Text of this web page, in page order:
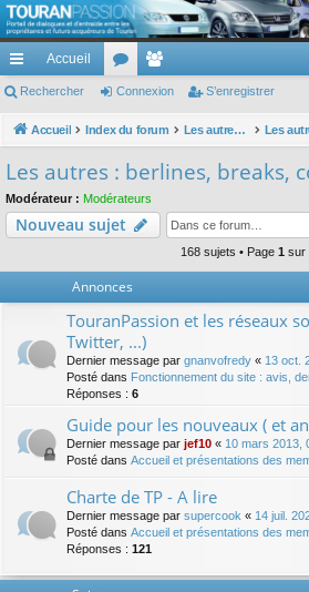
TouranPassion
Le forum des propriétaires ou futurs acquéreurs du
cc
ès
pi
de
Accueil
or
u
e
m
Rechercher Connexion S’enregistrer
Accueil Index du forum Les autres voitures et ce qui touche à la voiture
Les autres : berlines, breaks,
Modérateur : Modérateurs
Nouveau sujet
168 sujets • Page 1 sur
Annonces
TouranPassion et les réseaux
Twitter, ...)
Dernier message par gnanvofredy « 13 oct.
Posté dans Fonctionnement du site : avis,
Réponses : 6
Guide pour les nouveaux ( et
Dernier message par jef10 « 10 mars 2013,
Posté dans Accueil et présentations des
Charte de TP - A lire
Dernier message par supercook « 14 juil.
Posté dans Accueil et présentations des
Réponses : 121